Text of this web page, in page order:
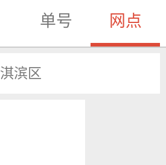
单号 网点
淇滨区